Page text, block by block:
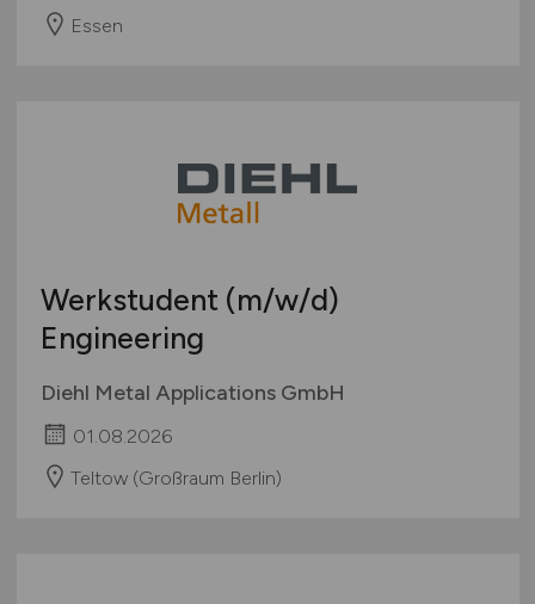
Essen
Werkstudent (m/w/d)
Engineering
Diehl Metal Applications GmbH
01.08.2026
Teltow (Großraum Berlin)